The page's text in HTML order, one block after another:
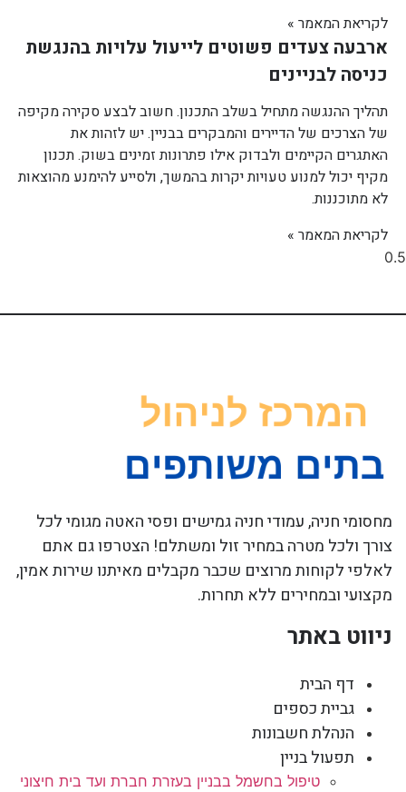
לקריאת המאמר »
ארבעה צעדים פשוטים לייעול עלויות בהנגשת
כניסה לבניינים
תהליך ההנגשה מתחיל בשלב התכנון. חשוב לבצע סקירה מקיפה
של הצרכים של הדיירים והמבקרים בבניין. יש לזהות את
האתגרים הקיימים ולבדוק אילו פתרונות זמינים בשוק. תכנון
מקיף יכול למנוע טעויות יקרות בהמשך, ולסייע להימנע מהוצאות
לא מתוכננות.
לקריאת המאמר »
מחסומי חניה, עמודי חניה גמישים ופסי האטה מגומי לכל
צורך ולכל מטרה במחיר זול ומשתלם! הצטרפו גם אתם
לאלפי לקוחות מרוצים שכבר מקבלים מאיתנו שירות אמין,
מקצועי ובמחירים ללא תחרות.
ניווט באתר
דף הבית
גביית כספים
הנהלת חשבונות
תפעול בניין
טיפול בחשמל בבניין בעזרת חברת ועד בית חיצוני